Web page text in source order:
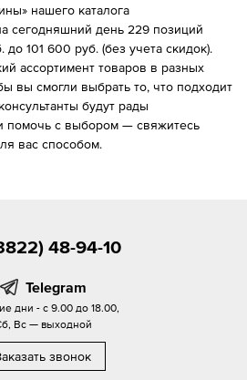
нашего каталога
сегодняшний день 229 позиций
101 600 руб. (без учета скидок).
ассортимент товаров в разных
вы смогли выбрать то, что подходит
будут рады
помочь с выбором — свяжитесь
вас способом.
48-94-10
Telegram
дни - с 9.00 до 18.00,
Вс — выходной
звонок